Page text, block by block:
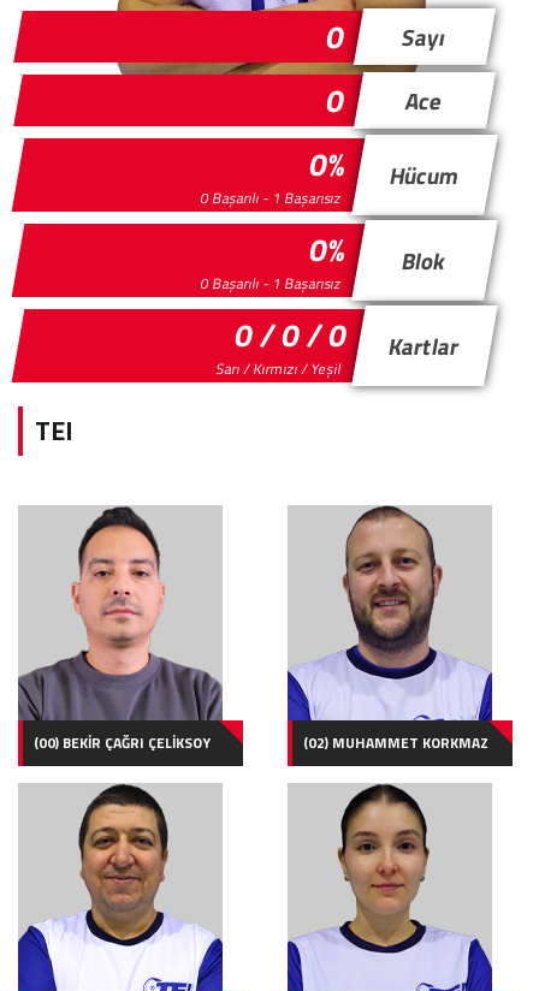
0 Sayı
0 Ace
0%
0 Başarılı - 1 Başarısız
Hücum
0%
0 Başarılı - 1 Başarısız
Blok
0 / 0 / 0
Sarı / Kırmızı / Yeşil
Kartlar
TEI
(00) BEKİR ÇAĞRI ÇELİKSOY (02) MUHAMMET KORKMAZ